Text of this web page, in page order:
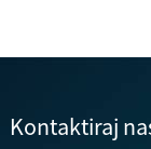
Kontaktiraj